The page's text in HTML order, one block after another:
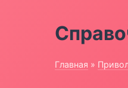
Главная »